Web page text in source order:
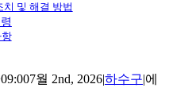
및 해결 방법
7월 2nd, 2026|하수구|긴
에